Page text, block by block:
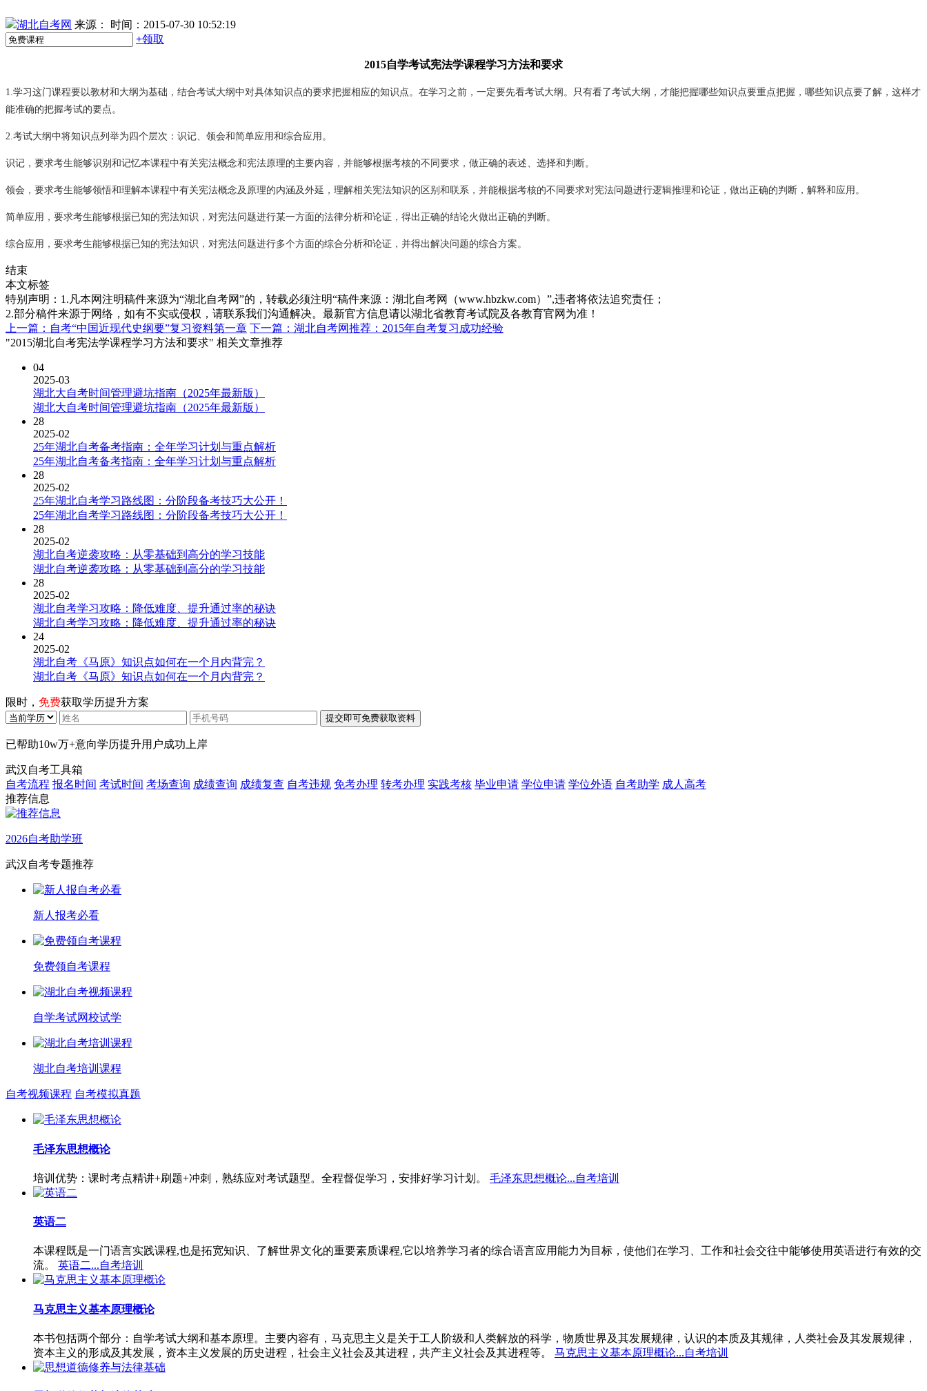
湖北自考网 来源：
时间：2015-07-30 10:52:19
+领取
2015自学考试宪法学课程学习方法和要求
1.学习这门课程要以教材和大纲为基础，结合考试大纲中对具体知识点的要求把握相应的知识点。在学习之前，一定要先看考试大纲。只有看了考试大纲，才能把握哪些知识点要重点把握，哪些知识点要了解，这样才
能准确的把握考试的要点。
2.考试大纲中将知识点列举为四个层次：识记、领会和简单应用和综合应用。
识记，要求考生能够识别和记忆本课程中有关宪法概念和宪法原理的主要内容，并能够根据考核的不同要求，做正确的表述、选择和判断。
领会，要求考生能够领悟和理解本课程中有关宪法概念及原理的内涵及外延，理解相关宪法知识的区别和联系，并能根据考核的不同要求对宪法问题进行逻辑推理和论证，做出正确的判断，解释和应用。
简单应用，要求考生能够根据已知的宪法知识，对宪法问题进行某一方面的法律分析和论证，得出正确的结论火做出正确的判断。
综合应用，要求考生能够根据已知的宪法知识，对宪法问题进行多个方面的综合分析和论证，并得出解决问题的综合方案。
结束
本文标签
特别声明：1.凡本网注明稿件来源为“湖北自考网”的，转载必须注明“稿件来源：湖北自考网（www.hbzkw.com）”,违者将依法追究责任；
2.部分稿件来源于网络，如有不实或侵权，请联系我们沟通解决。最新官方信息请以湖北省教育考试院及各教育官网为准！
上一篇：自考“中国近现代史纲要”复习资料第一章 下一篇：湖北自考网推荐：2015年自考复习成功经验
"2015湖北自考宪法学课程学习方法和要求" 相关文章推荐
04
2025-03
湖北大自考时间管理避坑指南（2025年最新版）
湖北大自考时间管理避坑指南（2025年最新版）
28
2025-02
25年湖北自考备考指南：全年学习计划与重点解析
25年湖北自考备考指南：全年学习计划与重点解析
28
2025-02
25年湖北自考学习路线图：分阶段备考技巧大公开！
25年湖北自考学习路线图：分阶段备考技巧大公开！
28
2025-02
湖北自考逆袭攻略：从零基础到高分的学习技能
湖北自考逆袭攻略：从零基础到高分的学习技能
28
2025-02
湖北自考学习攻略：降低难度、提升通过率的秘诀
湖北自考学习攻略：降低难度、提升通过率的秘诀
24
2025-02
湖北自考《马原》知识点如何在一个月内背完？
湖北自考《马原》知识点如何在一个月内背完？
限时， 免费获取学历提升方案
已帮助10w万+意向学历提升用户成功上岸
武汉自考工具箱
自考流程 报名时间 考试时间 考场查询 成绩查询 成绩复查 自考违规 免考办理 转考办理 实践考核 毕业申请 学位申请 学位外语 自考助学 成人高考
推荐信息
2026自考助学班
武汉自考专题推荐
新人报考必看
免费领自考课程
自学考试网校试学
湖北自考培训课程
自考视频课程 自考模拟真题
毛泽东思想概论
培训优势：课时考点精讲+刷题+冲刺，熟练应对考试题型。全程督促学习，安排好学习计划。 毛泽东思想概论...自考培训
英语二
本课程既是一门语言实践课程,也是拓宽知识、了解世界文化的重要素质课程,它以培养学习者的综合语言应用能力为目标，使他们在学习、工作和社会交往中能够使用英语进行有效的交
流。
英语二...自考培训
马克思主义基本原理概论
本书包括两个部分：自学考试大纲和基本原理。主要内容有，马克思主义是关于工人阶级和人类解放的科学，物质世界及其发展规律，认识的本质及其规律，人类社会及其发展规律，
资本主义的形成及其发展，资本主义发展的历史进程，社会主义社会及其进程，共产主义社会及其进程等。
马克思主义基本原理概论...自考培训